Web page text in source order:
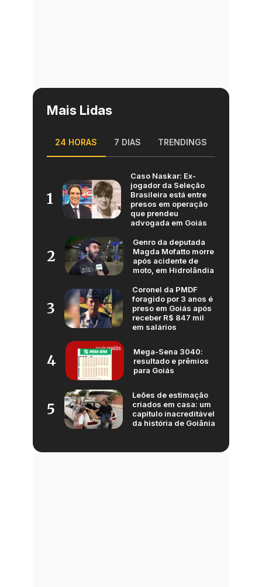
Mais Lidas
24 HORAS 7 DIAS TRENDINGS
1
Caso Naskar: Ex-
jogador da Seleção
Brasileira está entre
presos em operação
que prendeu
advogada em Goiás
2
Genro da deputada
Magda Mofatto morre
após acidente de
moto, em Hidrolândia
3
Coronel da PMDF
foragido por 3 anos é
preso em Goiás após
receber R$ 847 mil
em salários
4
Mega-Sena 3040:
resultado e prêmios
para Goiás
5
Leões de estimação
criados em casa: um
capítulo inacreditável
da história de Goiânia